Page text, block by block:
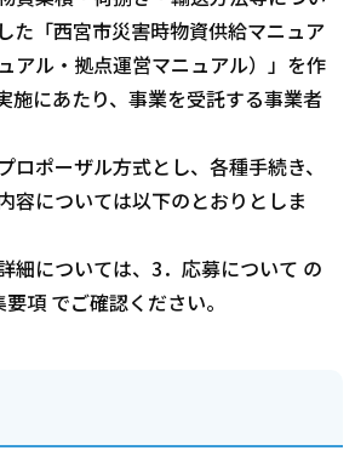
た「西宮市災害時物資供給マニュア
アル・拠点運営マニュアル）」を作
施にあたり、事業を受託する事業者
ロポーザル方式とし、各種手続き、
容については以下のとおりとしま
細については、3．応募について の
要項 でご確認ください。